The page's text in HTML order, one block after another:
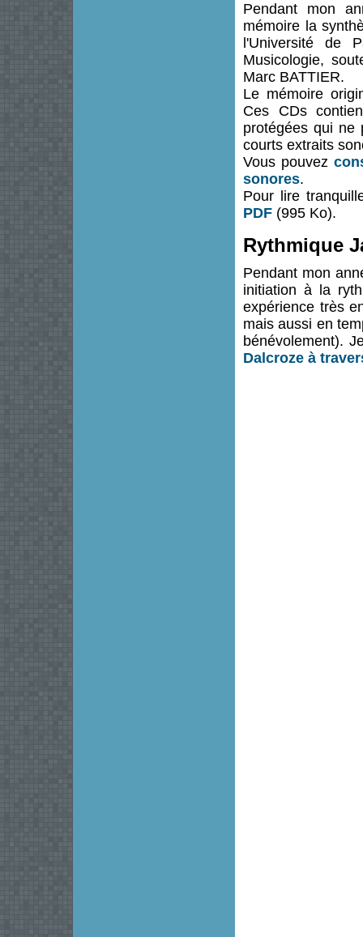
Pendant mon
mémoire la
l'Université de
Musicologie,
Marc BATTIER.
Le mémoire
Ces CDs
protégées qui ne
courts extraits
Vous pouvez
sonores.
Pour lire
PDF (995 Ko).
Rythmique
Pendant mon
initiation à la
expérience très
mais aussi en
bénévolement).
Dalcroze à